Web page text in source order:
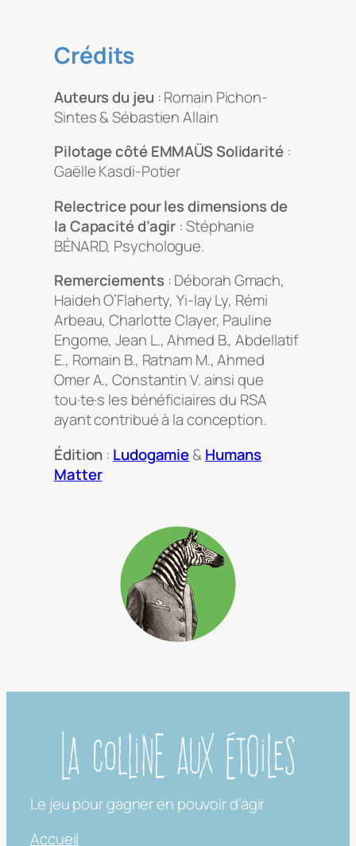
Crédits
Auteurs du jeu : Romain Pichon-
Sintes & Sébastien Allain
Pilotage côté EMMAÜS Solidarité:
Gaëlle Kasdi-Potier
Relectrice pour les dimensions de
la Capacité d’agir : Stéphanie
BÉNARD, Psychologue.
Remerciements : Déborah Gmach,
Haideh O’Flaherty, Yi-lay Ly, Rémi
Arbeau, Charlotte Clayer, Pauline
Engome, Jean L., Ahmed B., Abdellatif
E., Romain B., Ratnam M., Ahmed
Omer A., Constantin V. ainsi que
tou·te·s les bénéficiaires du RSA
ayant contribué à la conception.
Édition : Ludogamie&Humans
Matter
Le jeu pour gagner en pouvoir d’agir
Accueil